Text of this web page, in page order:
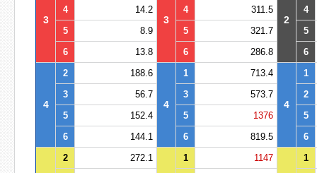
3 3 2
4
14.2 4 311.5
4
5
8.9 5 321.7
5
6
13.8 6 286.8 6
4
2 188.6
4
1 713.4
4
1
3
56.7 3 573.7
2
5
152.4 5 1376
5
6
144.1 6 819.5 6
2 272.1 1 1147
1